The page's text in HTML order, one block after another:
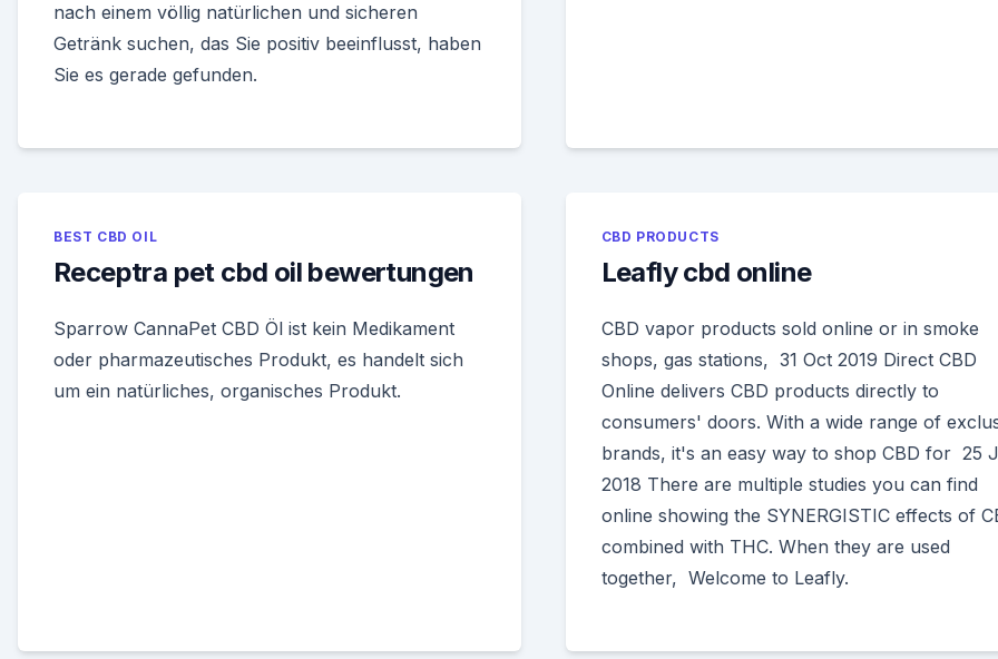
nach einem völlig natürlichen und sicheren
Getränk suchen, das Sie positiv beeinflusst, haben
Sie es gerade gefunden.
BEST CBD OIL
Receptra pet cbd oil bewertungen
Sparrow CannaPet CBD Öl ist kein Medikament
oder pharmazeutisches Produkt, es handelt sich
um ein natürliches, organisches Produkt.
CBD PRODUCTS
Leafly cbd online
CBD vapor products sold online or in smoke
shops, gas stations, 31 Oct 2019 Direct CBD
Online delivers CBD products directly to
consumers' doors. With a wide range of
brands, it's an easy way to shop CBD for 25
2018 There are multiple studies you can find
online showing the SYNERGISTIC effects of
combined with THC. When they are used
together, Welcome to Leafly.